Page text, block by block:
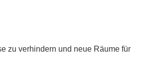
zu verhindern und neue Räume für